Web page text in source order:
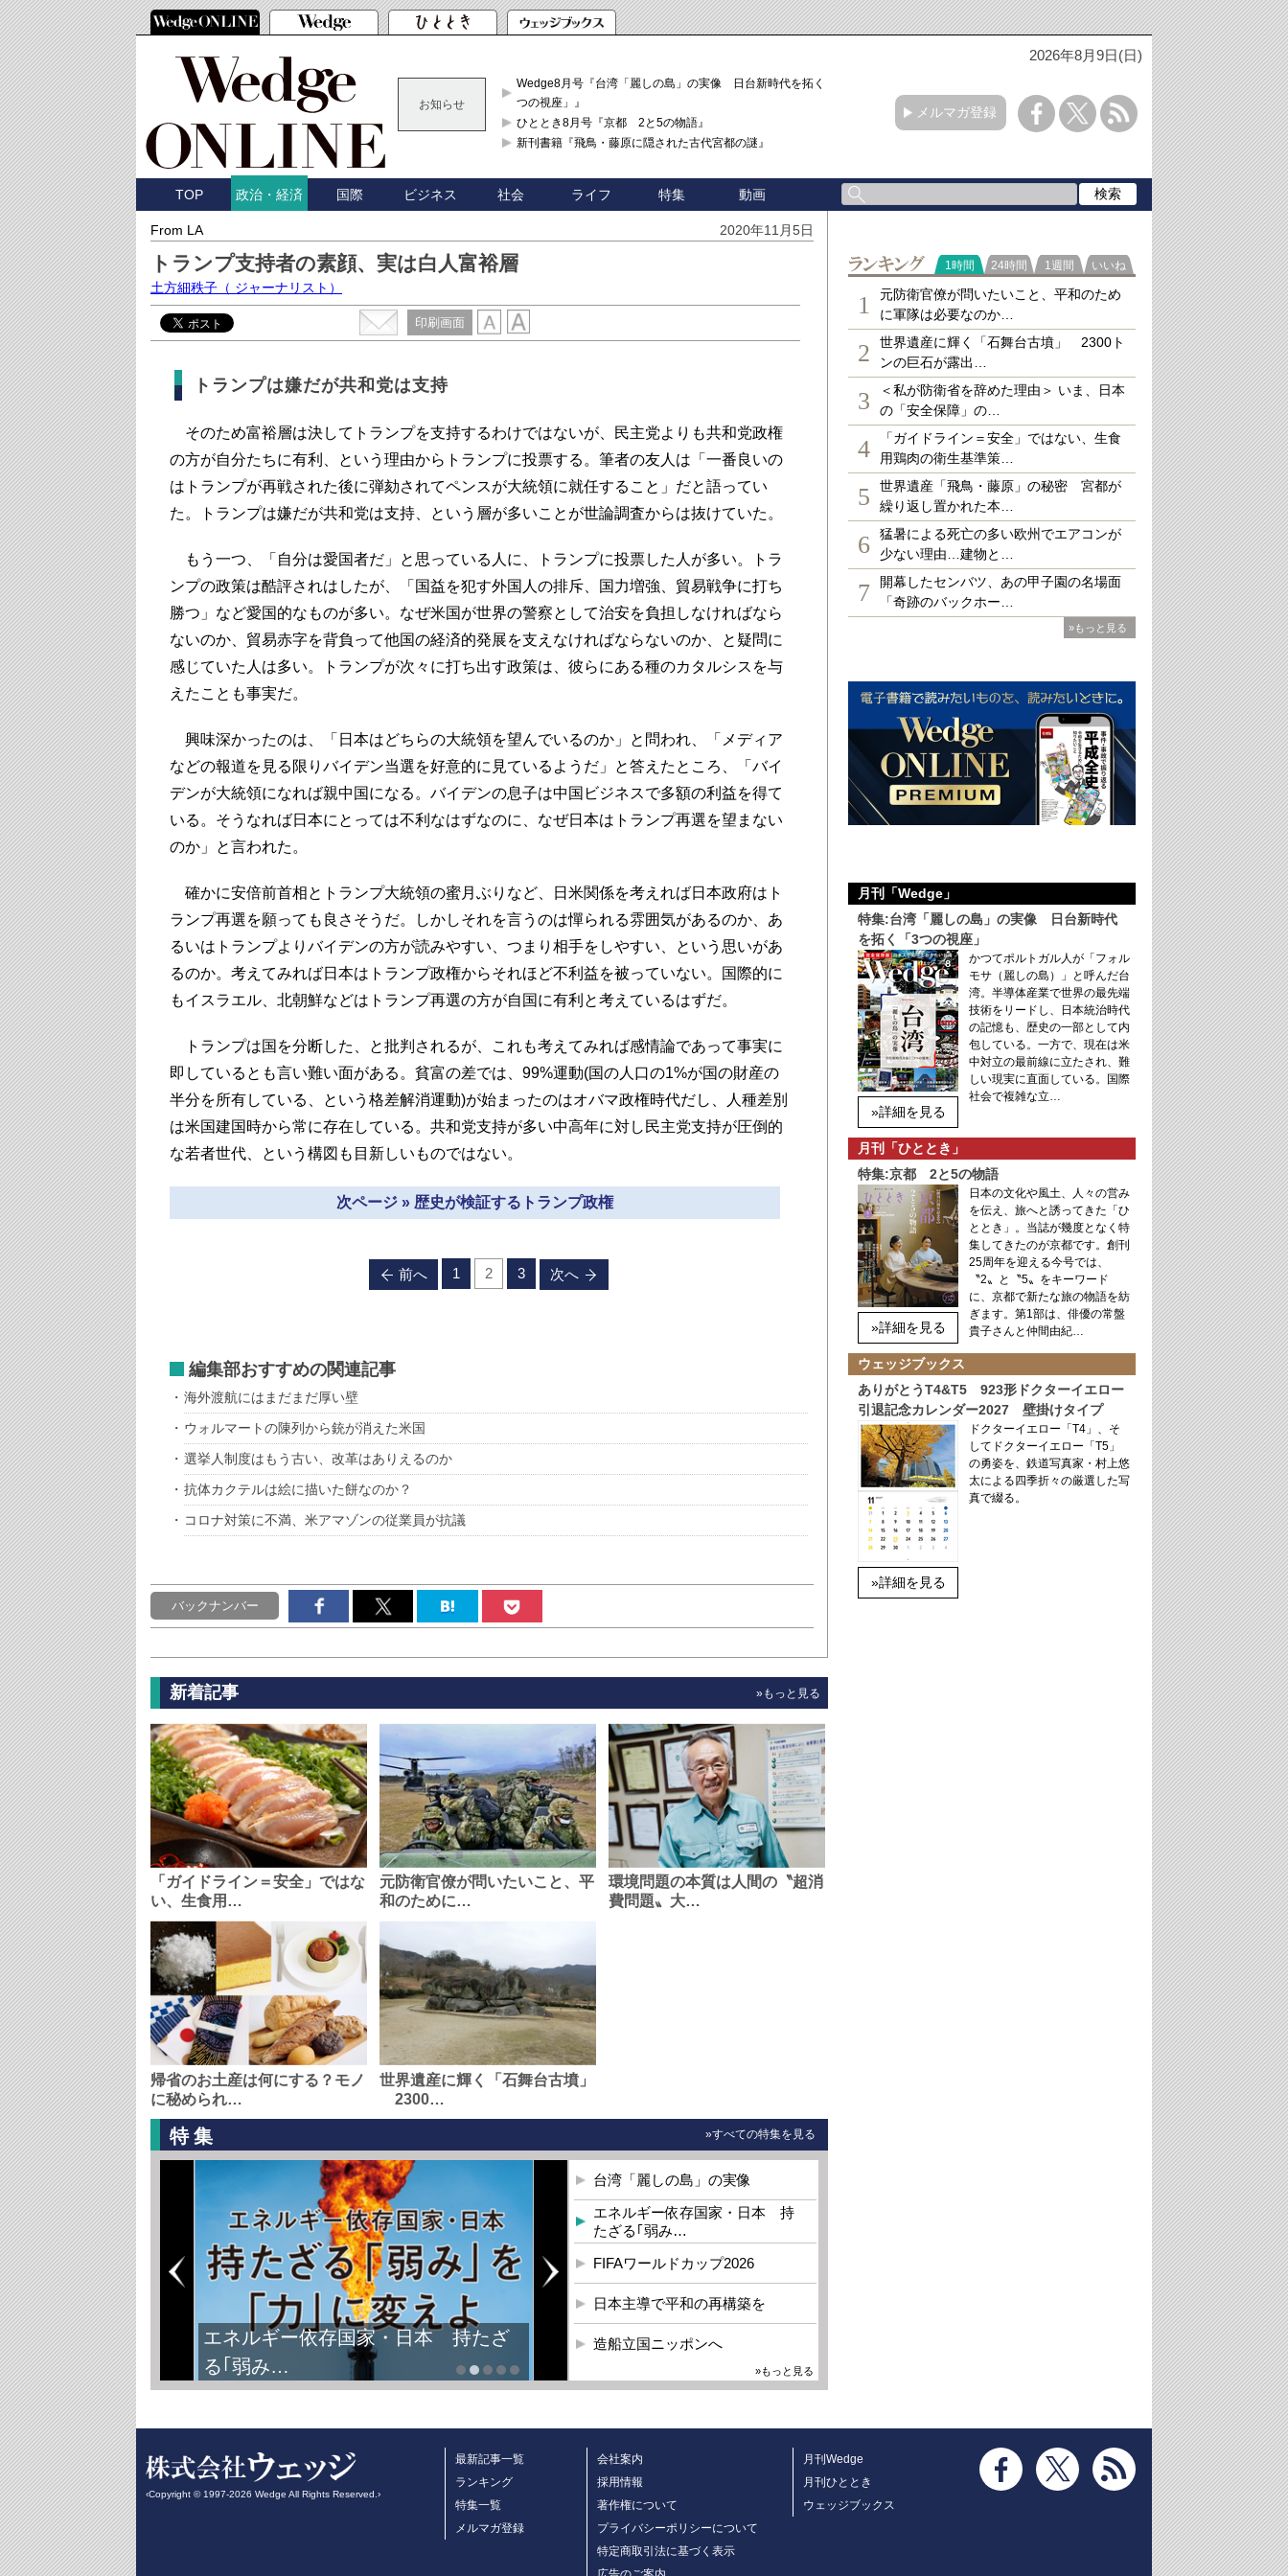
2026年8月9日(日)
お知らせ
Wedge8月号『台湾「麗しの島」の実像 日台新時代を拓く「3
つの視座」』
ひととき8月号『京都 2と5の物語』
新刊書籍『飛鳥・藤原に隠された古代宮都の謎』
メルマガ登録
TOP 政治・経済 国際 ビジネス 社会 ライフ 特集 動画
From LA 2020年11月5日
トランプ支持者の素顔、実は白人富裕層
土方細秩子 （ ジャーナリスト）
印刷画面
トランプは嫌だが共和党は支持
そのため富裕層は決してトランプを支持するわけではないが、民主党よりも共和党政権
の方が自分たちに有利、という理由からトランプに投票する。筆者の友人は「一番良いの
はトランプが再戦された後に弾劾されてペンスが大統領に就任すること」だと語ってい
た。トランプは嫌だが共和党は支持、という層が多いことが世論調査からは抜けていた。
もう一つ、「自分は愛国者だ」と思っている人に、トランプに投票した人が多い。トラ
ンプの政策は酷評されはしたが、「国益を犯す外国人の排斥、国力増強、貿易戦争に打ち
勝つ」など愛国的なものが多い。なぜ米国が世界の警察として治安を負担しなければなら
ないのか、貿易赤字を背負って他国の経済的発展を支えなければならないのか、と疑問に
感じていた人は多い。トランプが次々に打ち出す政策は、彼らにある種のカタルシスを与
えたことも事実だ。
興味深かったのは、「日本はどちらの大統領を望んでいるのか」と問われ、「メディア
などの報道を見る限りバイデン当選を好意的に見ているようだ」と答えたところ、「バイ
デンが大統領になれば親中国になる。バイデンの息子は中国ビジネスで多額の利益を得て
いる。そうなれば日本にとっては不利なはずなのに、なぜ日本はトランプ再選を望まない
のか」と言われた。
確かに安倍前首相とトランプ大統領の蜜月ぶりなど、日米関係を考えれば日本政府はト
ランプ再選を願っても良さそうだ。しかしそれを言うのは憚られる雰囲気があるのか、あ
るいはトランプよりバイデンの方が読みやすい、つまり相手をしやすい、という思いがあ
るのか。考えてみれば日本はトランプ政権からそれほど不利益を被っていない。国際的に
もイスラエル、北朝鮮などはトランプ再選の方が自国に有利と考えているはずだ。
トランプは国を分断した、と批判されるが、これも考えてみれば感情論であって事実に
即しているとも言い難い面がある。貧富の差では、99%運動(国の人口の1%が国の財産の
半分を所有している、という格差解消運動)が始まったのはオバマ政権時代だし、人種差別
は米国建国時から常に存在している。共和党支持が多い中高年に対し民主党支持が圧倒的
な若者世代、という構図も目新しいものではない。
次ページ » 歴史が検証するトランプ政権
前へ 1 2 3 次へ
編集部おすすめの関連記事
海外渡航にはまだまだ厚い壁
ウォルマートの陳列から銃が消えた米国
選挙人制度はもう古い、改革はありえるのか
抗体カクテルは絵に描いた餅なのか？
コロナ対策に不満、米アマゾンの従業員が抗議
バックナンバー
新着記事 »もっと見る
「ガイドライン＝安全」ではな
い、生食用…
元防衛官僚が問いたいこと、平
和のために…
環境問題の本質は人間の〝超消
費問題〟大…
帰省のお土産は何にする？モノ
に秘められ…
世界遺産に輝く「石舞台古墳」
2300…
特集 »すべての特集を見る
エネルギー依存国家・日本 持たざ
る｢弱み…
台湾「麗しの島」の実像
エネルギー依存国家・日本 持
たざる｢弱み…
FIFAワールドカップ2026
日本主導で平和の再構築を
造船立国ニッポンへ
»もっと見る
ランキング
1時間 24時間 1週間 いいね
1
元防衛官僚が問いたいこと、平和のため
に軍隊は必要なのか…
2
世界遺産に輝く「石舞台古墳」 2300ト
ンの巨石が露出…
3
＜私が防衛省を辞めた理由＞ いま、日本
の「安全保障」の…
4
「ガイドライン＝安全」ではない、生食
用鶏肉の衛生基準策…
5
世界遺産「飛鳥・藤原」の秘密 宮都が
繰り返し置かれた本…
6
猛暑による死亡の多い欧州でエアコンが
少ない理由…建物と…
7
開幕したセンバツ、あの甲子園の名場面
「奇跡のバックホー…
»もっと見る
月刊「Wedge」
特集:台湾「麗しの島」の実像 日台新時代
を拓く「3つの視座」
»詳細を見る
かつてポルトガル人が「フォル
モサ（麗しの島）」と呼んだ台
湾。半導体産業で世界の最先端
技術をリードし、日本統治時代
の記憶も、歴史の一部として内
包している。一方で、現在は米
中対立の最前線に立たされ、難
しい現実に直面している。国際
社会で複雑な立…
月刊「ひととき」
特集:京都 2と5の物語
»詳細を見る
日本の文化や風土、人々の営み
を伝え、旅へと誘ってきた「ひ
ととき」。当誌が幾度となく特
集してきたのが京都です。創刊
25周年を迎える今号では、
〝2〟と〝5〟をキーワード
に、京都で新たな旅の物語を紡
ぎます。第1部は、俳優の常盤
貴子さんと仲間由紀…
ウェッジブックス
ありがとうT4&T5 923形ドクターイエロー
引退記念カレンダー2027 壁掛けタイプ
»詳細を見る
ドクターイエロー「T4」、そ
してドクターイエロー「T5」
の勇姿を、鉄道写真家・村上悠
太による四季折々の厳選した写
真で綴る。
‹Copyright © 1997-2026 Wedge All Rights Reserved.›
最新記事一覧
ランキング
特集一覧
メルマガ登録
会社案内
採用情報
著作権について
プライバシーポリシーについて
特定商取引法に基づく表示
月刊Wedge
月刊ひととき
ウェッジブックス